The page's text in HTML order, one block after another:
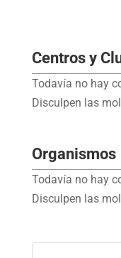
Centros y
Todavía no hay
Disculpen las
Organismos
Todavía no hay
Disculpen las